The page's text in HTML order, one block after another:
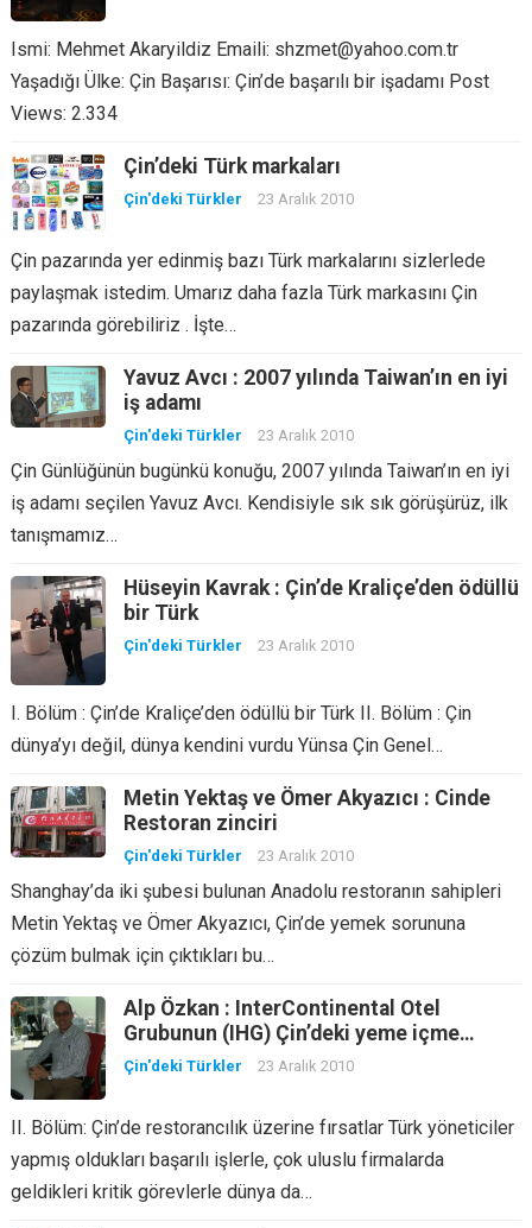
Ismi: Mehmet Akaryildiz Emaili: shzmet@yahoo.com.tr
Yaşadığı Ülke: Çin Başarısı: Çin’de başarılı bir işadamı Post
Views: 2.334
Çin’deki Türk markaları
Çin'deki Türkler 23 Aralık 2010
Çin pazarında yer edinmiş bazı Türk markalarını sizlerlede
paylaşmak istedim. Umarız daha fazla Türk markasını Çin
pazarında görebiliriz . İşte…
Yavuz Avcı : 2007 yılında Taiwan’ın en iyi
iş adamı
Çin'deki Türkler 23 Aralık 2010
Çin Günlüğünün bugünkü konuğu, 2007 yılında Taiwan’ın en iyi
iş adamı seçilen Yavuz Avcı. Kendisiyle sık sık görüşürüz, ilk
tanışmamız…
Hüseyin Kavrak : Çin’de Kraliçe’den ödüllü
bir Türk
Çin'deki Türkler 23 Aralık 2010
I. Bölüm : Çin’de Kraliçe’den ödüllü bir Türk II. Bölüm : Çin
dünya’yı değil, dünya kendini vurdu Yünsa Çin Genel…
Metin Yektaş ve Ömer Akyazıcı : Cinde
Restoran zinciri
Çin'deki Türkler 23 Aralık 2010
Shanghay’da iki şubesi bulunan Anadolu restoranın sahipleri
Metin Yektaş ve Ömer Akyazıcı, Çin’de yemek sorununa
çözüm bulmak için çıktıkları bu…
Alp Özkan : InterContinental Otel
Grubunun (IHG) Çin’deki yeme içme
müdürü
Çin'deki Türkler 23 Aralık 2010
II. Bölüm: Çin’de restorancılık üzerine fırsatlar Türk yöneticiler
yapmış oldukları başarılı işlerle, çok uluslu firmalarda
geldikleri kritik görevlerle dünya da…